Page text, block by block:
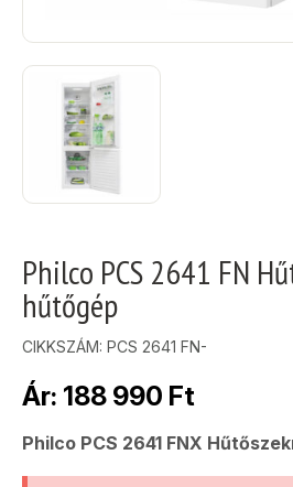
Philco PCS 2641 FN
hűtőgép
CIKKSZÁM: PCS 2641 FN-
Ár: 188 990 Ft
Philco PCS 2641 FNX